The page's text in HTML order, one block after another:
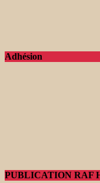
Adhésion
PUBLICATION RAF